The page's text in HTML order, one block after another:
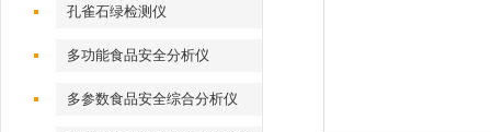
孔雀石绿检测仪
多功能食品安全分析仪
多参数食品安全综合分析仪